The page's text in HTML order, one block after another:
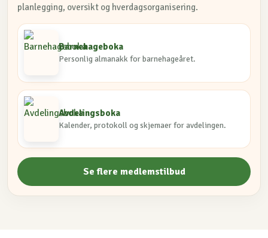
planlegging, oversikt og hverdagsorganisering.
Barnehageboka
Personlig almanakk for barnehageåret.
Avdelingsboka
Kalender, protokoll og skjemaer for avdelingen.
Se flere medlemstilbud